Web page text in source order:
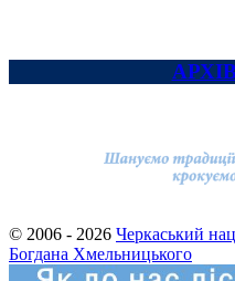
© 2006 - 2026 Черкаський
Богдана Хмельницького